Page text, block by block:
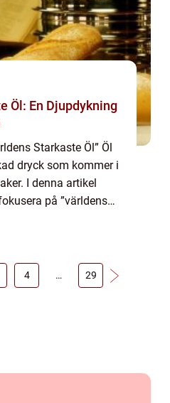
Öl: En Djupdykning
Starkaste Öl” Öl
dryck som kommer i
I denna artikel
på ”världens
4 … 29